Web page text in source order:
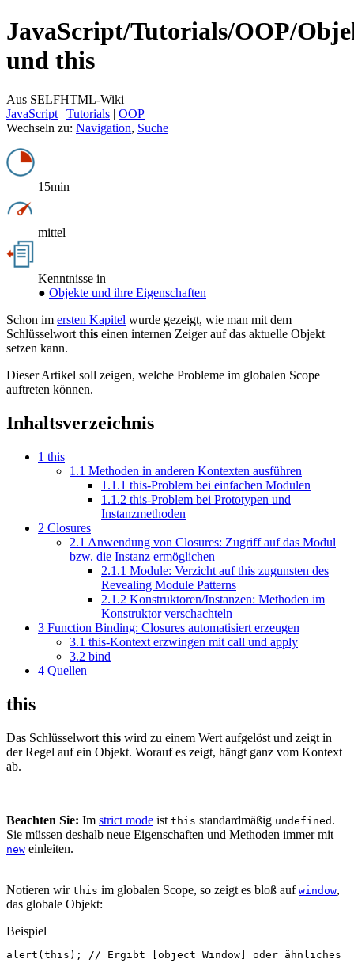
JavaScript/Tutorials/OOP/
und this
Aus SELFHTML-Wiki
JavaScript ‎ | Tutorials ‎ | OOP
Wechseln zu: Navigation, Suche
15min
mittel
Kenntnisse in
● Objekte und ihre Eigenschaften
Schon im ersten Kapitel wurde gezeigt, wie man mit dem
Schlüsselwort this einen internen Zeiger auf das aktuelle Objekt
setzen kann.
Dieser Artikel soll zeigen, welche Probleme im globalen Scope
auftreten können.
Inhaltsverzeichnis
1 this
1.1 Methoden in anderen Kontexten ausführen
1.1.1 this-Problem bei einfachen Modulen
1.1.2 this-Problem bei Prototypen und
Instanzmethoden
2 Closures
2.1 Anwendung von Closures: Zugriff auf das Modul
bzw. die Instanz ermöglichen
2.1.1 Module: Verzicht auf this zugunsten des
Revealing Module Patterns
2.1.2 Konstruktoren/Instanzen: Methoden im
Konstruktor verschachteln
3 Function Binding: Closures automatisiert erzeugen
3.1 this-Kontext erzwingen mit call und apply
3.2 bind
4 Quellen
this
Das Schlüsselwort this wird zu einem Wert aufgelöst und zeigt in
der Regel auf ein Objekt. Worauf es zeigt, hängt ganz vom Kontext
ab.
Beachten Sie: Im strict mode ist this standardmäßig undefined .
Sie müssen deshalb neue Eigenschaften und Methoden immer mit
new einleiten.
Notieren wir this im globalen Scope, so zeigt es bloß auf window,
das globale Objekt:
Beispiel
alert (this ); // Ergibt [object Window] oder ähnliches